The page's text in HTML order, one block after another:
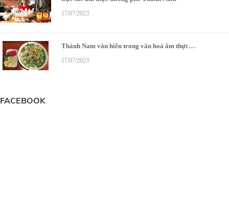
17/07/2023
Thành Nam văn hiến trong văn hoá ẩm thực…
17/07/2023
FACEBOOK